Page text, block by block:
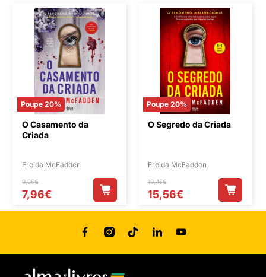
Poupe 20%
O Casamento da
Criada
Freida McFadden
9,95€
7,96€
Poupe 20%
O Segredo da Criada
Freida McFadden
19,45€
15,56€